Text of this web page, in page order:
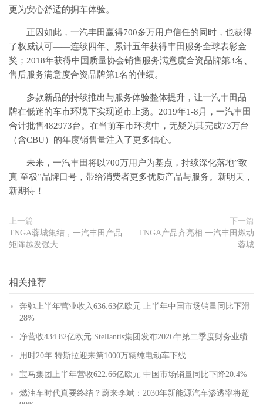
更为安心舒适的拥车体验。
正因如此，一汽丰田赢得700多万用户信任的同时，也获得
了权威认可——连续四年、累计五年获得丰田服务全球表彰金
奖；2018年获得中国质量协会销售服务满意度合资品牌第3名、
售后服务满意度合资品牌第1名的佳绩。
多款新品的持续推出与服务体验整体提升，让一汽丰田品
牌在低迷的车市环境下实现逆市上扬。2019年1-8月，一汽丰田
合计批售482973台。在当前车市环境中，无疑为其完成73万台
（含CBU）的年度销售量注入了更多信心。
未来，一汽丰田将以700万用户为基点，持续深化落地”致
真 至极”品牌口号，带给消费者更多优质产品与服务。新明天，
新期待！
上一篇
TNGA蓉城集结，一汽丰田产品
矩阵越发强大
下一篇
TNGA产品齐亮相 一汽丰田燃动
蓉城
相关推荐
奔驰上半年营业收入636.63亿欧元 上半年中国市场销量同比下滑
28%
净营收434.82亿欧元 Stellantis集团发布2026年第二季度财务业绩
用时20年 特斯拉迎来第1000万辆纯电动车下线
宝马集团上半年营收622.66亿欧元 中国市场销量同比下降20.4%
燃油车时代真要终结？蔚来李斌：2030年新能源汽车渗透率将超